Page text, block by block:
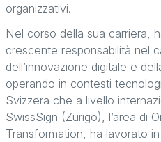
organizzativi.
Nel corso della sua carriera,
crescente responsabilità nel
dell’innovazione digitale e
operando in contesti
Svizzera che a livello
SwissSign (Zurigo), l’area di
Transformation, ha lavorato